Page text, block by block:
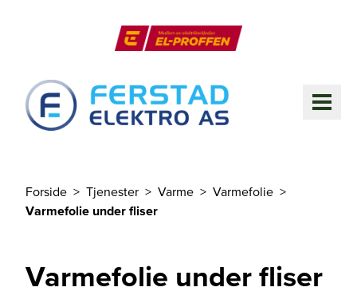
Du er her
Forside Tjenester Varme
Varmefolie
Varmefolie under fliser
Varmefolie under fliser